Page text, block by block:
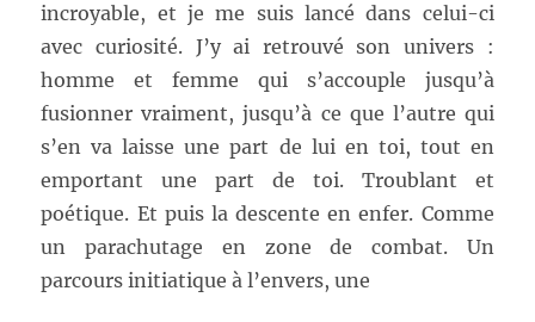
incroyable, et je me suis lancé dans celui-ci
avec curiosité. J’y ai retrouvé son univers :
homme et femme qui s’accouple jusqu’à
fusionner vraiment, jusqu’à ce que l’autre qui
s’en va laisse une part de lui en toi, tout en
emportant une part de toi. Troublant et
poétique. Et puis la descente en enfer. Comme
un parachutage en zone de combat. Un
parcours initiatique à l’envers, une